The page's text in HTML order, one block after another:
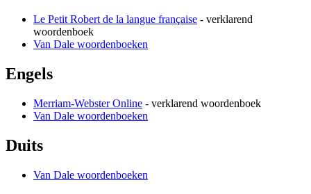
Le Petit Robert de la langue française - verklarend
woordenboek
Van Dale woordenboeken
Engels
Merriam-Webster Online - verklarend woordenboek
Van Dale woordenboeken
Duits
Van Dale woordenboeken